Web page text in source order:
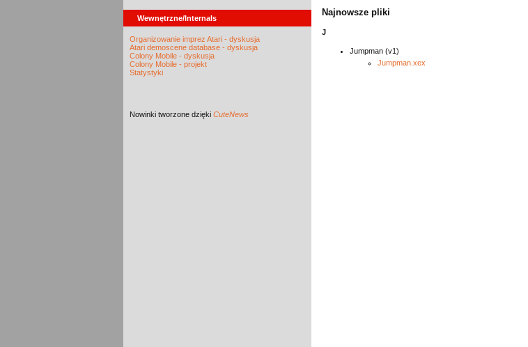
Wewnętrzne/Internals
Organizowanie imprez Atari - dyskusja
Atari demoscene database - dyskusja
Colony Mobile - dyskusja
Colony Mobile - projekt
Statystyki
Nowinki tworzone dzięki CuteNews
Najnowsze pliki
J
Jumpman (v1)
Jumpman.xex